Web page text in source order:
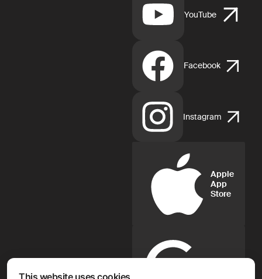
YouTube
Facebook
Instagram
Apple
App
Store
Google
This website uses cookies